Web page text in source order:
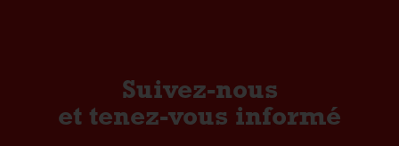
Suivez-nous
et tenez-vous informé